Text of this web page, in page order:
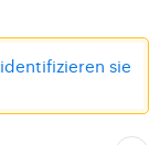
identifizieren sie